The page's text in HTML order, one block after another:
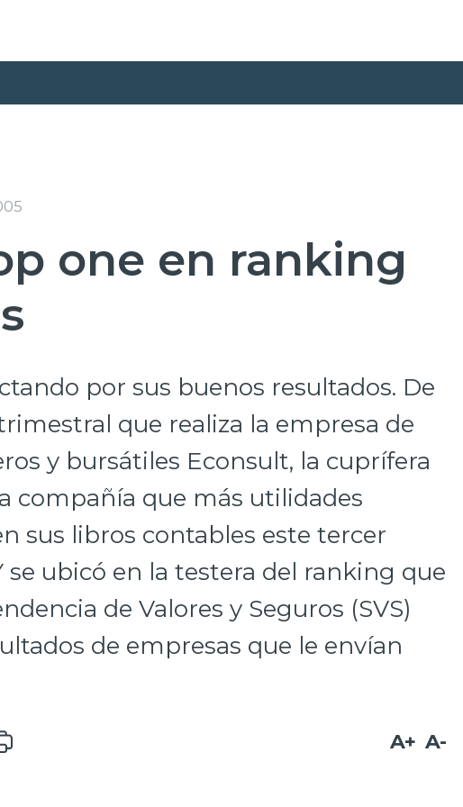
one en ranking
por sus buenos resultados. De
que realiza la empresa de
y bursátiles Econsult, la cuprífera
compañía que más utilidades
sus libros contables este tercer
se ubicó en la testera del ranking que
de Valores y Seguros (SVS)
de empresas que le envían
A+ A-